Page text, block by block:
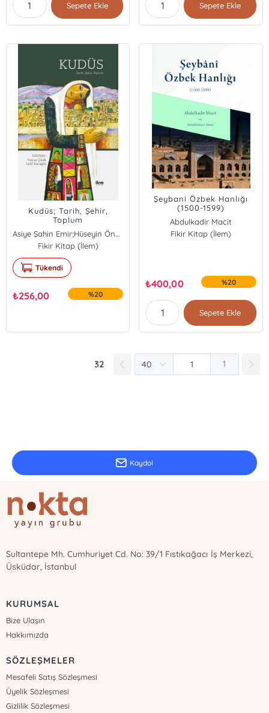
Sepete Ekle Sepete Ekle
Kudüs; Tarih, Şehir,
Toplum
Asiye Şahin Emir;Hüseyin Önal;Alaattin Dolu;İsmail Taşpınar
Fikir Kitap (İlem)
Tükendi
₺256,00 %20
Şeybani Özbek Hanlığı
(1500-1599)
Abdulkadir Macit
Fikir Kitap (İlem)
₺400,00 %20
Sepete Ekle
32 1
Kaydol
Sultantepe Mh. Cumhuriyet Cd. No: 39/1 Fıstıkağacı İş Merkezi,
Üsküdar, İstanbul
KURUMSAL
Bize Ulaşın
Hakkımızda
SÖZLEŞMELER
Mesafeli Satış Sözleşmesi
Üyelik Sözleşmesi
Gizlilik Sözleşmesi